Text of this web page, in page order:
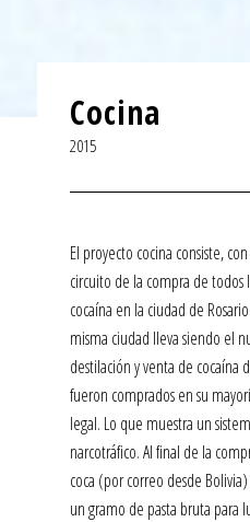
Cocina
2015
El proyecto cocina consiste,
circuito de la compra de todos
cocaína en la ciudad de
misma ciudad lleva siendo el
destilación y venta de cocaína
fueron comprados en su
legal. Lo que muestra un
narcotráfico. Al final de la
coca (por correo desde
un gramo de pasta bruta para